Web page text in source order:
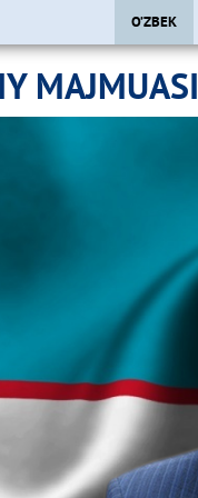
O’ZBEK
MAJMUASI